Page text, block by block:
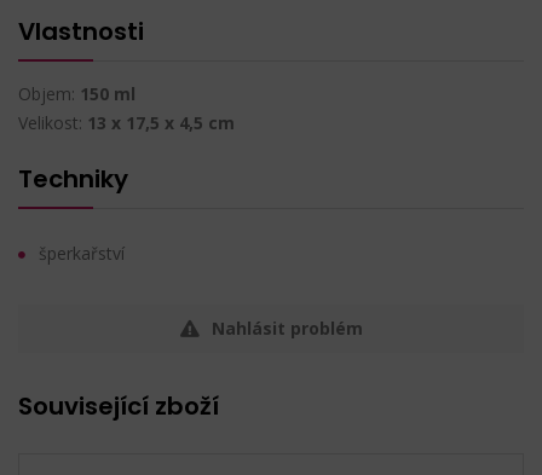
Vlastnosti
Objem: 150 ml
Velikost: 13 x 17,5 x 4,5 cm
Techniky
šperkařství
Nahlásit problém
Související zboží